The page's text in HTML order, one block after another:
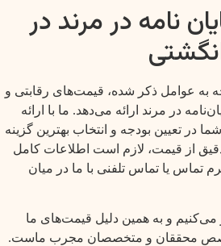
نامه در مرند در
به عوامل ذکر شده، قیمت‌های رقابتی و
در مرند ارائه می‌دهد. ما با ارائه
در تعیین بودجه و انتخاب بهترین گزینه
از قیمت، لازم است اطلاعات کامل
تماس یا تماس تلفنی با ما در میان
می‌کنیم و به همین دلیل قیمت‌های ما
محققان و متخصصان مجرب ماست.